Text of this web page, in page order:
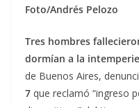
Foto/Andrés Pelozo
Tres hombres
dormían a la intemperie
de Buenos Aires,
7 que reclamó “ingreso